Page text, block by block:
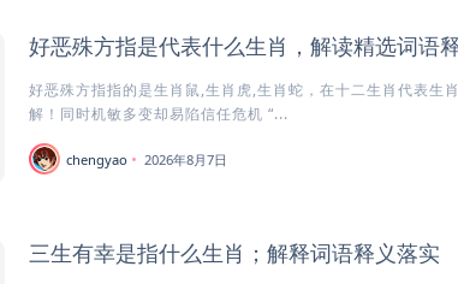
好恶殊方指是代表什么生肖，解读精选词语
好恶殊方指指的是生肖鼠,生肖虎,生肖蛇，在十二生肖代表生
解！同时机敏多变却易陷信任危机 “...
chengyao 2026年8月7日
三生有幸是指什么生肖；解释词语释义落实